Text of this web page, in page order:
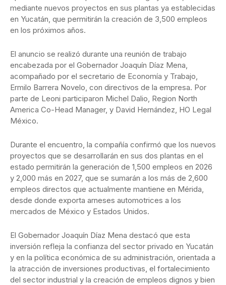
mediante nuevos proyectos en sus plantas ya establecidas
en Yucatán, que permitirán la creación de 3,500 empleos
en los próximos años.
El anuncio se realizó durante una reunión de trabajo
encabezada por el Gobernador Joaquín Díaz Mena,
acompañado por el secretario de Economía y Trabajo,
Ermilo Barrera Novelo, con directivos de la empresa. Por
parte de Leoni participaron Michel Dalio, Region North
America Co-Head Manager, y David Hernández, HO Legal
México.
Durante el encuentro, la compañía confirmó que los nuevos
proyectos que se desarrollarán en sus dos plantas en el
estado permitirán la generación de 1,500 empleos en 2026
y 2,000 más en 2027, que se sumarán a los más de 2,600
empleos directos que actualmente mantiene en Mérida,
desde donde exporta arneses automotrices a los
mercados de México y Estados Unidos.
El Gobernador Joaquín Díaz Mena destacó que esta
inversión refleja la confianza del sector privado en Yucatán
y en la política económica de su administración, orientada a
la atracción de inversiones productivas, el fortalecimiento
del sector industrial y la creación de empleos dignos y bien